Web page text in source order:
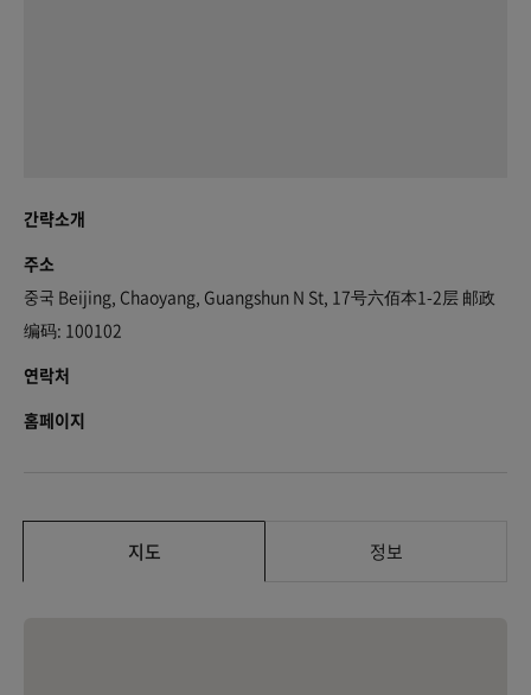
간략소개
주소
중국 Beijing, Chaoyang, Guangshun N St, 17号六佰本1-2层 邮政
编码: 100102
연락처
홈페이지
지도 정보